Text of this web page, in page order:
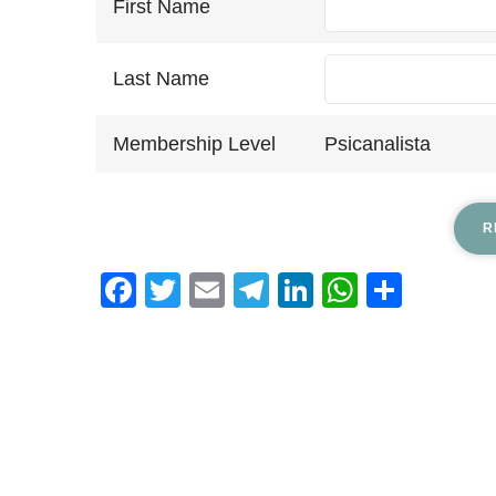
First Name
Last Name
Membership Level Psicanalista
Facebook
Twitter
EmailTelegram
LinkedIn